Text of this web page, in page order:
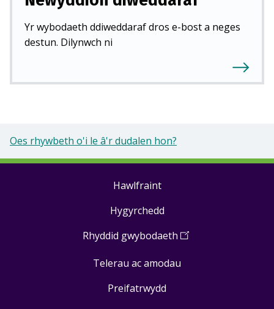
Yr wybodaeth ddiweddaraf dros e-bost a neges
destun. Dilynwch ni
Oes rhywbeth o'i le â'r dudalen hon?
Hawlfraint
Hygyrchedd
Rhyddid gwybodaeth (Open
a
Telerau ac amodau
Preifatrwydd